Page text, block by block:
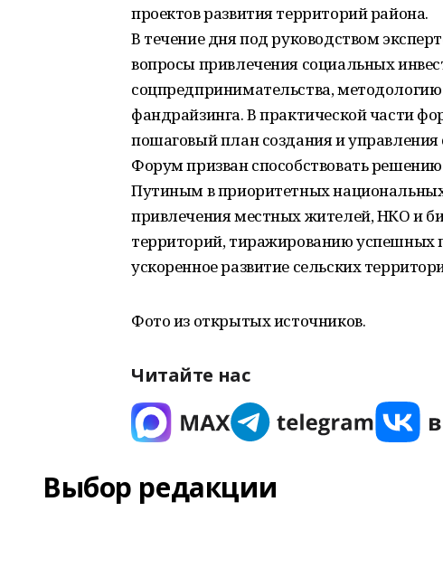
проектов развития территорий района.
В течение дня под руководством
вопросы привлечения социальных
соцпредпринимательства,
фандрайзинга. В практической части
пошаговый план создания и управления
Форум призван способствовать
Путиным в приоритетных
привлечения местных жителей, НКО и
территорий, тиражированию успешных
ускоренное развитие сельских
Фото из открытых источников.
Читайте нас
Выбор редакции